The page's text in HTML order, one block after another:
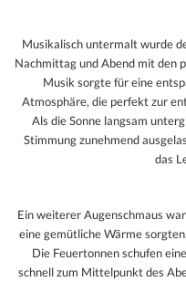
Musikalisch untermalt wurde
Nachmittag und Abend mit den
Musik sorgte für eine
Atmosphäre, die perfekt zur
Als die Sonne langsam
Stimmung zunehmend
das
Ein weiterer Augenschmaus
eine gemütliche Wärme
Die Feuertonnen schufen
schnell zum Mittelpunkt des